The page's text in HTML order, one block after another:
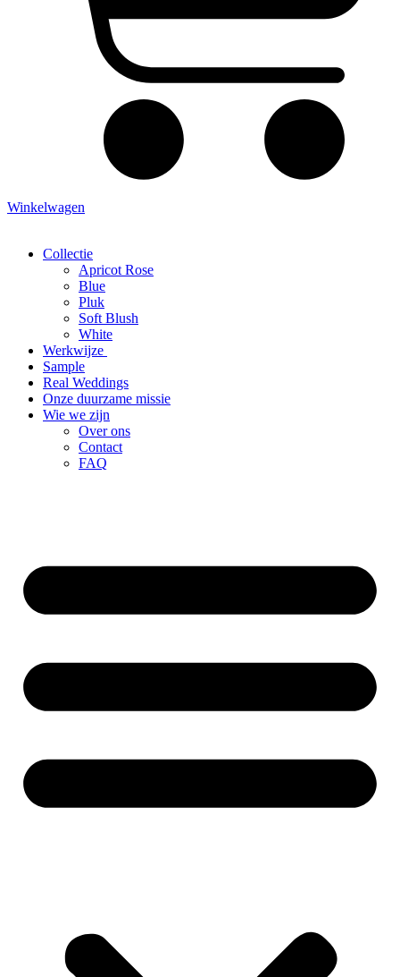
Winkelwagen
Collectie
Apricot Rose
Blue
Pluk
Soft Blush
White
Werkwijze
Sample
Real Weddings
Onze duurzame missie
Wie we zijn
Over ons
Contact
FAQ